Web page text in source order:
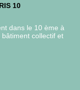
10
dans le 10 ème à
collectif et